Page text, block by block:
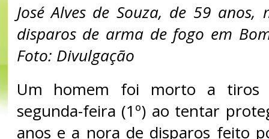
José Alves de Souza, de 59
disparos de arma de fogo em
Foto: Divulgação
Um homem foi morto a tiros
segunda-feira (1º) ao tentar
anos e a nora de disparos feito